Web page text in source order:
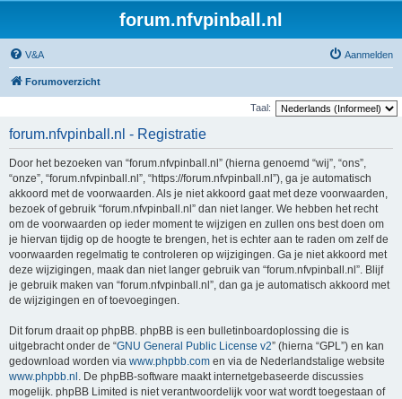
forum.nfvpinball.nl
V&A Aanmelden
Forumoverzicht
Taal:
forum.nfvpinball.nl - Registratie
Door het bezoeken van “forum.nfvpinball.nl” (hierna genoemd “wij”, “ons”,
“onze”, “forum.nfvpinball.nl”, “https://forum.nfvpinball.nl”), ga je automatisch
akkoord met de voorwaarden. Als je niet akkoord gaat met deze voorwaarden,
bezoek of gebruik “forum.nfvpinball.nl” dan niet langer. We hebben het recht
om de voorwaarden op ieder moment te wijzigen en zullen ons best doen om
je hiervan tijdig op de hoogte te brengen, het is echter aan te raden om zelf de
voorwaarden regelmatig te controleren op wijzigingen. Ga je niet akkoord met
deze wijzigingen, maak dan niet langer gebruik van “forum.nfvpinball.nl”. Blijf
je gebruik maken van “forum.nfvpinball.nl”, dan ga je automatisch akkoord met
de wijzigingen en of toevoegingen.
Dit forum draait op phpBB. phpBB is een bulletinboardoplossing die is
uitgebracht onder de “GNU General Public License v2” (hierna “GPL”) en kan
gedownload worden via www.phpbb.com en via de Nederlandstalige website
www.phpbb.nl . De phpBB-software maakt internetgebaseerde discussies
mogelijk. phpBB Limited is niet verantwoordelijk voor wat wordt toegestaan of